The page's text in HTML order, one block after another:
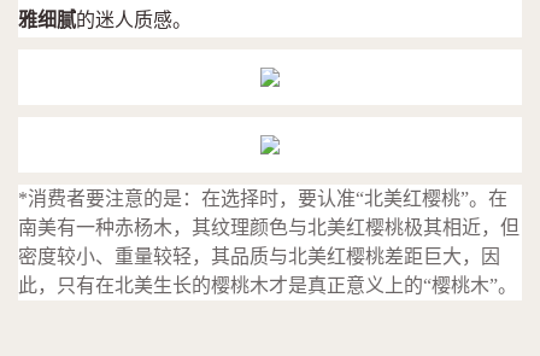
雅细腻的迷人质感。
*消费者要注意的是：在选择时，要认准“北美红樱桃”。在
南美有一种赤杨木，其纹理颜色与北美红樱桃极其相近，但
密度较小、重量较轻，其品质与北美红樱桃差距巨大，因
此，只有在北美生长的樱桃木才是真正意义上的“樱桃木”。